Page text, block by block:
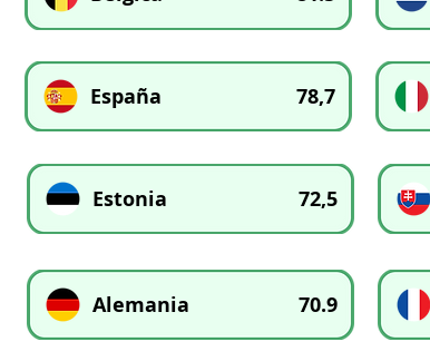
78,7
España
72,5
Estonia
70.9
Alemania